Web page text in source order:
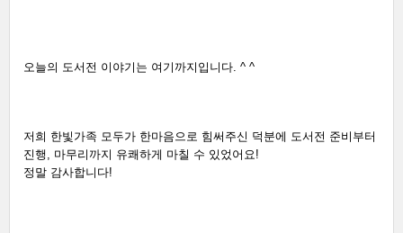
오늘의 도서전 이야기는 여기까지입니다. ^ ^
저희 한빛가족 모두가 한마음으로 힘써주신 덕분에 도서전 준비부터
진행, 마무리까지 유쾌하게 마칠 수 있었어요!
정말 감사합니다!